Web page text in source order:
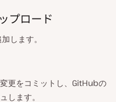
プロード
します。
更をコミットし、GitHubの
します。